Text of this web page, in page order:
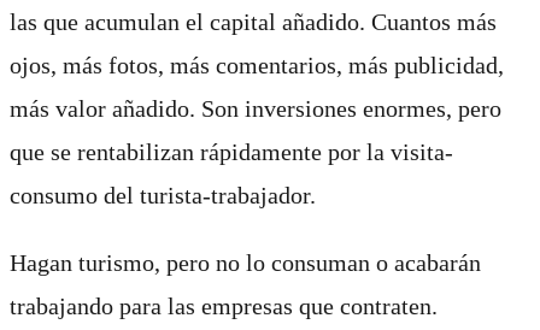
las que acumulan el capital añadido. Cuantos más
ojos, más fotos, más comentarios, más publicidad,
más valor añadido. Son inversiones enormes, pero
que se rentabilizan rápidamente por la visita-
consumo del turista-trabajador.
Hagan turismo, pero no lo consuman o acabarán
trabajando para las empresas que contraten.